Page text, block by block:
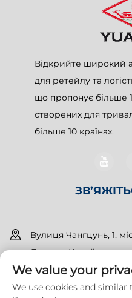
Відкрийте широкий
для ретейлу та
що пропонує більше
створених для
більше 10 країнах.
Вулиця Чангцунь, 1,
Джянсу, Китай
+86-
We value your
We use cookies and